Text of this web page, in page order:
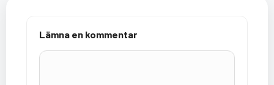
Lämna en kommentar
Kommentar